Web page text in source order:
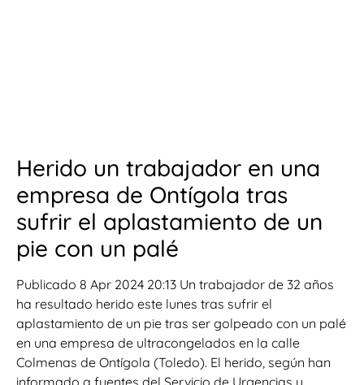
Herido un trabajador en una
empresa de Ontígola tras
sufrir el aplastamiento de un
pie con un palé
Publicado 8 Apr 2024 20:13 Un trabajador de 32 años
ha resultado herido este lunes tras sufrir el
aplastamiento de un pie tras ser golpeado con un palé
en una empresa de ultracongelados en la calle
Colmenas de Ontígola (Toledo). El herido, según han
informado a fuentes del Servicio de Urgencias y